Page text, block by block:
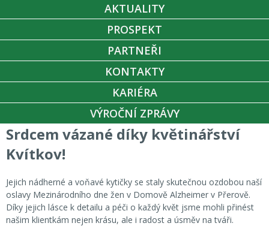
AKTUALITY
PROSPEKT
PARTNEŘI
KONTAKTY
KARIÉRA
VÝROČNÍ ZPRÁVY
Srdcem vázané díky květinářství
Kvítkov!
Jejich nádherné a voňavé kytičky se staly skutečnou ozdobou naší
oslavy Mezinárodního dne žen v Domově Alzheimer v Přerově.
Díky jejich lásce k detailu a péči o každý květ jsme mohli přinést
našim klientkám nejen krásu, ale i radost a úsměv na tváři.